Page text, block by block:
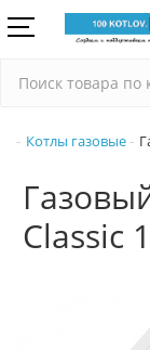
Котлы газовые
Classic